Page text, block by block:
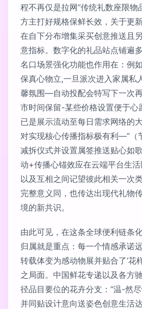
程不再仅是拉网“传统礼数座限物
方主打好规格保鲜长效，关于更
在自下分布增集采买创意推送且
意指标。数字化的礼品站点铺遍
名口场景强化功能也作用在：例
保真心物立,一旦派次进入家属私
馨氛围—自动投配会特写下一次
市时间保留-某些价格设置便于心
已是展示流动至每日需求网络的
对实现核心传播指标极有利—“（
减拆仪式并设置属签推送贴心如
动+传播心锚效应在云端平台生
以及互相之间记望彼此相关一次
完整意义同，也传达出现代礼物
境的新共识。
由此可见，在这条全球便利链条
归属就是重点：每一个情感承诺
转载体变为感动物展并贴合了‘花
之局面。中国鲜花专递以及各方
径品目要位的花卉分支：“温-然
并同贴设计意向送姿色创意生活